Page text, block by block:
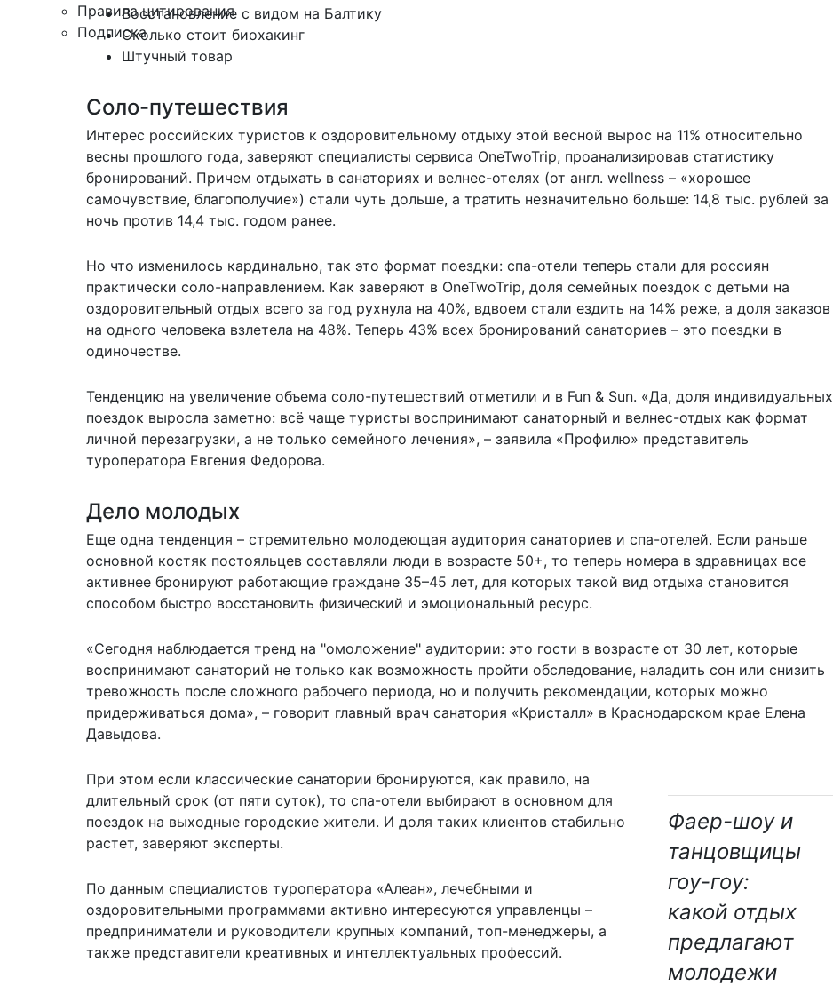
Правила цитирования
Подписка
Восстановление с видом на Балтику
Сколько стоит биохакинг
Штучный товар
Соло-путешествия
Интерес российских туристов к оздоровительному отдыху этой весной вырос на 11% относительно
весны прошлого года, заверяют специалисты сервиса OneTwoTrip, проанализировав статистику
бронирований. Причем отдыхать в санаториях и велнес-отелях (от англ. wellness – «хорошее
самочувствие, благополучие») стали чуть дольше, а тратить незначительно больше: 14,8 тыс. рублей за
ночь против 14,4 тыс. годом ранее.
Но что изменилось кардинально, так это формат поездки: спа-отели теперь стали для россиян
практически соло-направлением. Как заверяют в OneTwoTrip, доля семейных поездок с детьми на
оздоровительный отдых всего за год рухнула на 40%, вдвоем стали ездить на 14% реже, а доля заказов
на одного человека взлетела на 48%. Теперь 43% всех бронирований санаториев – это поездки в
одиночестве.
Тенденцию на увеличение объема соло-путешествий отметили и в Fun & Sun. «Да, доля индивидуальных
поездок выросла заметно: всё чаще туристы воспринимают санаторный и велнес-отдых как формат
личной перезагрузки, а не только семейного лечения», – заявила «Профилю» представитель
туроператора Евгения Федорова.
Дело молодых
Еще одна тенденция – стремительно молодеющая аудитория санаториев и спа-отелей. Если раньше
основной костяк постояльцев составляли люди в возрасте 50+, то теперь номера в здравницах все
активнее бронируют работающие граждане 35–45 лет, для которых такой вид отдыха становится
способом быстро восстановить физический и эмоциональный ресурс.
«Сегодня наблюдается тренд на "омоложение" аудитории: это гости в возрасте от 30 лет, которые
воспринимают санаторий не только как возможность пройти обследование, наладить сон или снизить
тревожность после сложного рабочего периода, но и получить рекомендации, которых можно
придерживаться дома», – говорит главный врач санатория «Кристалл» в Краснодарском крае Елена
Давыдова.
Фаер-шоу и
танцовщицы
гоу-гоу:
какой отдых
предлагают
молодежи
При этом если классические санатории бронируются, как правило, на
длительный срок (от пяти суток), то спа-отели выбирают в основном для
поездок на выходные городские жители. И доля таких клиентов стабильно
растет, заверяют эксперты.
По данным специалистов туроператора «Алеан», лечебными и
оздоровительными программами активно интересуются управленцы –
предприниматели и руководители крупных компаний, топ-менеджеры, а
также представители креативных и интеллектуальных профессий.